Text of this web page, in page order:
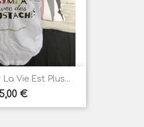
Vie Est Plus...
Prix
5,00 €